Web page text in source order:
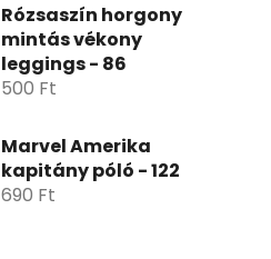
Rózsaszín horgony
mintás vékony
leggings - 86
500 Ft
Marvel Amerika
kapitány póló - 122
690 Ft